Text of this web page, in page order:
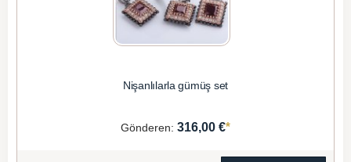
Nişanlılarla gümüş set
Gönderen: 316,00 €*